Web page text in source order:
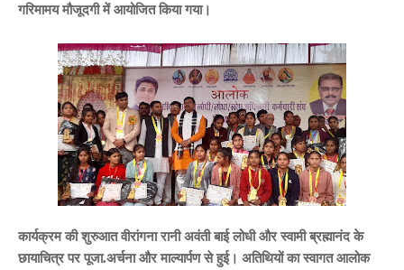
गरिमामय मौजूदगी में आयोजित किया गया।
कार्यक्रम की शुरुआत वीरांगना रानी अवंती बाई लोधी और स्वामी ब्रह्मानंद के
छायाचित्र पर पूजा.अर्चना और माल्यार्पण से हुई। अतिथियों का स्वागत आलोक